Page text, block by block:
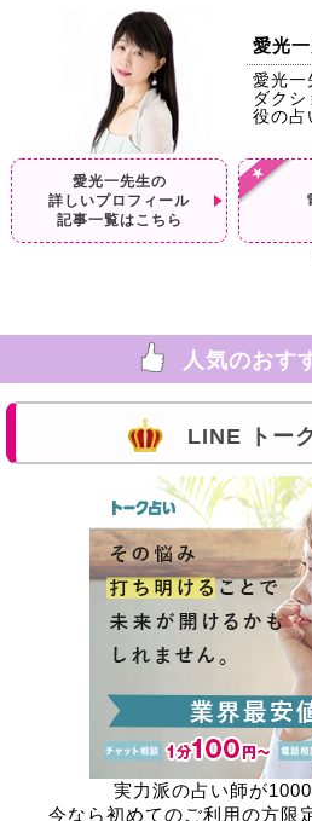
愛光
愛光一
ダクシ
役の占
愛光一先生の
詳しいプロフィール
記事一覧はこちら
人気のおす
LINE トー
実力派の占い師が1000
今なら初めてのご利用の方限